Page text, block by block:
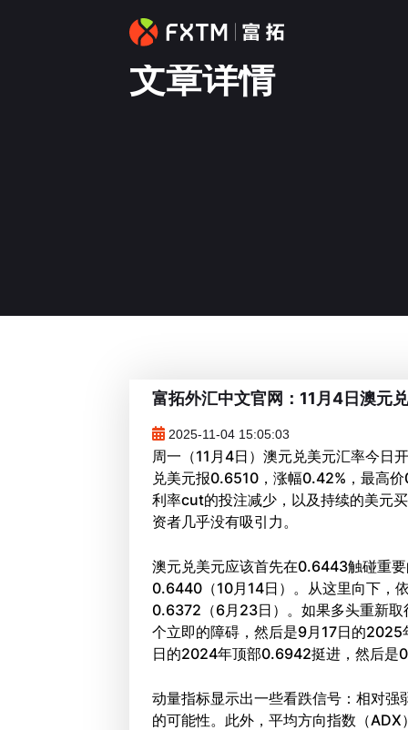
文章详情
富拓外汇中文官网：11月4日澳元
2025-11-04 15:05:03
周一（11月4日）澳元兑美元汇率今
兑美元报0.6510，涨幅0.42%，最高
利率cut的投注减少，以及持续的美元
资者几乎没有吸引力。
澳元兑美元应该首先在0.6443触碰重
0.6440（10月14日）。从这里向下，
0.6372（6月23日）。如果多头重新
个立即的障碍，然后是9月17日的
日的2024年顶部0.6942挺进，然后是
动量指标显示出一些看跌信号：相对
的可能性。此外，平均方向指数（